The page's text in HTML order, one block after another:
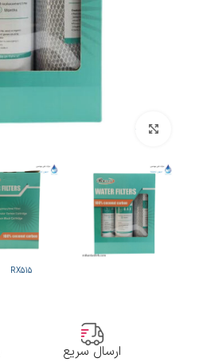
RX515
ارسال سریع